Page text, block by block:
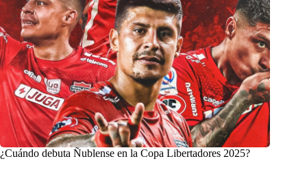
¿Cuándo debuta Ñublense en la Copa Libertadores 2025?